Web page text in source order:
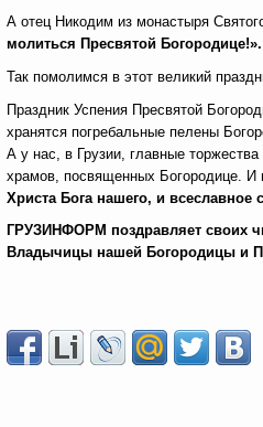
А отец Никодим из монастыря
молиться Пресвятой Богородице!».
Так помолимся в этот великий
Праздник Успения Пресвятой
хранятся погребальные пелены
А у нас, в Грузии, главные
храмов, посвященных Богородице. И
Христа Бога нашего, и всеславное
ГРУЗИНФОРМ поздравляет своих
Владычицы нашей Богородицы и